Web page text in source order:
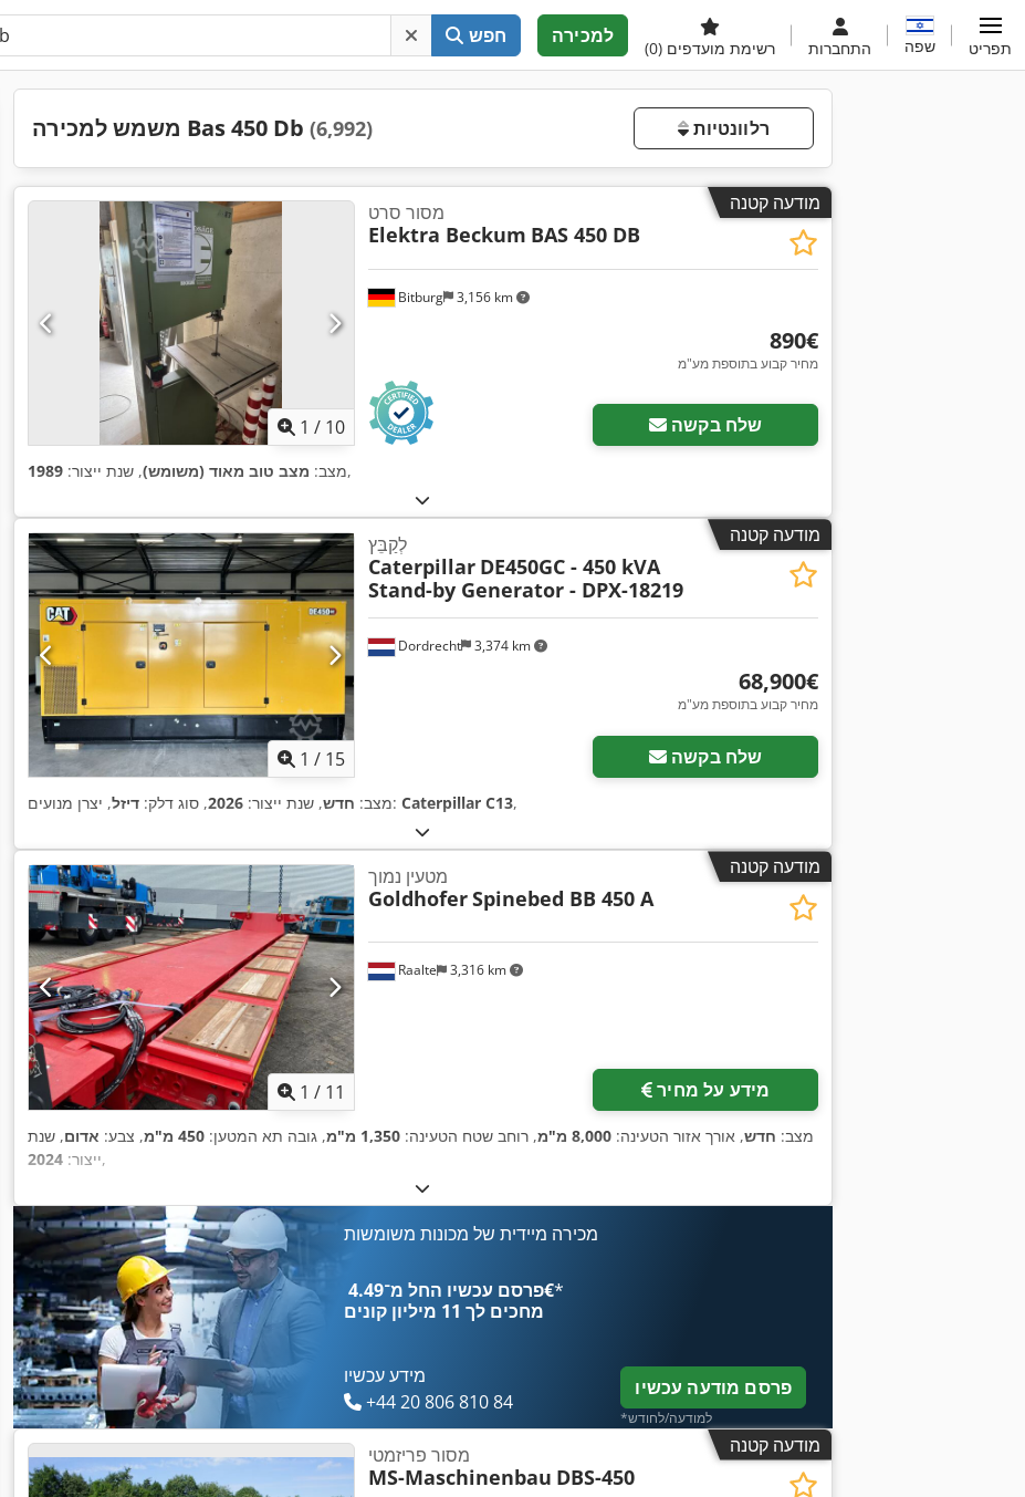
חפש למכירה
רשימת מועדפים (0) התחברות שפה תפריט
משמש למכירה Bas 450 Db (6,992) רלוונטיות
מודעה קטנה
1 / 10
Bitburg 3,156 km
מסור סרט
Elektra Beckum BAS 450 DB
‏890 ‏€
מחיר קבוע בתוספת מע"מ
שלח בקשה
מצב: מצב טוב מאוד (משומש), שנת ייצור: 1989 ,
מודעה קטנה
1 / 15
Dordrecht 3,374 km
לְקַבֵּץ
Caterpillar DE450GC - 450 kVA
Stand-by Generator - DPX-18219
‏68,900 ‏€
מחיר קבוע בתוספת מע"מ
שלח בקשה
מצב: חדש, שנת ייצור: 2026, סוג דלק: דיזל , יצרן מנועים: Caterpillar C13,
מודעה קטנה
1 / 11
Raalte 3,316 km
מטעין נמוך
GoldhoferSpinebed BB 450 A
מידע על מחיר
מצב: חדש, אורך אזור הטעינה: 8,000 מ"מ , רוחב שטח הטעינה: 1,350 מ"מ , גובה תא המטען: 450 מ"מ , צבע: אדום, שנת
ייצור: 2024 ,
מכירה מיידית של מכונות משומשות
פרסם עכשיו החל מ־‏4.49 ‏€*
מחכים לך 11 מיליון קונים
מידע עכשיו
+44 20 806 810 84
פרסם מודעה עכשיו
*למודעה/לחודש
מודעה קטנה מסור פריזמטי
MS-Maschinenbau DBS-450